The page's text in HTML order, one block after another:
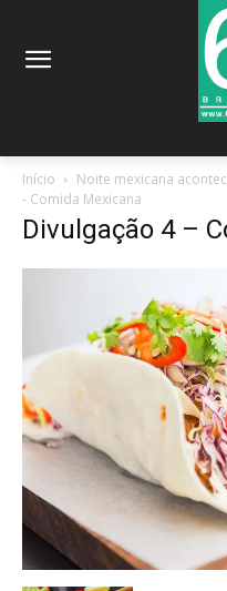
Início Noite mexicana
- Comida Mexicana
Divulgação 4 –